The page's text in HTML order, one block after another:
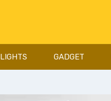
LIGHTS GADGET